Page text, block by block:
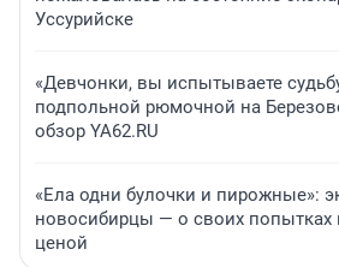
Уссурийске
«Девчонки, вы испытываете
подпольной рюмочной на
обзор YA62.RU
«Ела одни булочки и пирожные»:
новосибирцы — о своих попытках
ценой